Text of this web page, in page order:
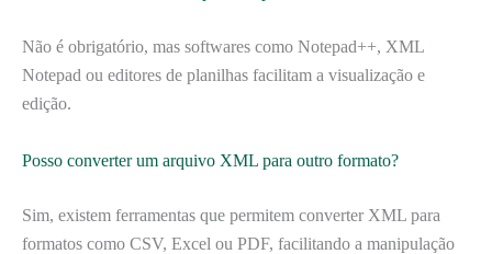
Não é obrigatório, mas softwares como Notepad++, XML
Notepad ou editores de planilhas facilitam a visualização e
edição.
Posso converter um arquivo XML para outro formato?
Sim, existem ferramentas que permitem converter XML para
formatos como CSV, Excel ou PDF, facilitando a manipulação